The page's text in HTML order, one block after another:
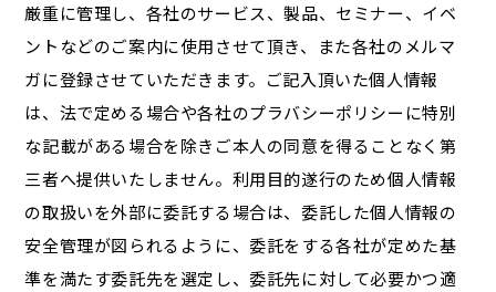
厳重に管理し、各社のサービス、製品、セミナー、イベ
ントなどのご案内に使用させて頂き、また各社のメルマ
ガに登録させていただきます。ご記入頂いた個人情報
は、法で定める場合や各社のプラバシーポリシーに特別
な記載がある場合を除きご本人の同意を得ることなく第
三者へ提供いたしません。利用目的遂行のため個人情報
の取扱いを外部に委託する場合は、委託した個人情報の
安全管理が図られるように、委託をする各社が定めた基
準を満たす委託先を選定し、委託先に対して必要かつ適